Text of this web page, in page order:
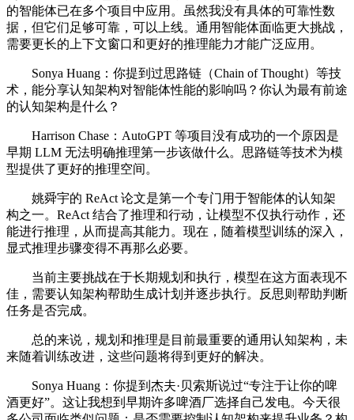
的智能体已在多个项目中应用。虽然我没有具体的可靠性数
据，但它们足够可靠，可以上线。通用智能体面临更大挑战，
需要更长的上下文窗口和更好的推理能力才能广泛应用。
Sonya Huang：你提到过思路链（Chain of Thought）等技
术，能分享认知架构对智能体性能的影响吗？你认为最有前途
的认知架构是什么？
Harrison Chase：AutoGPT 等项目没有成功的一个原因是
早期 LLM 无法明确推理第一步该做什么。思路链等技术为模
型提供了更好的推理空间。
姚舜宇的 ReAct 论文是第一个专门用于智能体的认知架
构之一。ReAct 结合了推理和行动，让模型不仅执行动作，还
能进行推理，从而提高其能力。现在，随着模型训练的深入，
显式推理步骤变得不再那么必要。
当前主要挑战在于长期规划和执行，模型在这方面表现不
佳，需要认知架构帮助生成计划并逐步执行。反思则帮助判断
任务是否完成。
总的来说，规划和推理是目前最重要的通用认知架构，未
来随着训练改进，这些问题将得到更好的解决。
Sonya Huang：你提到杰夫·贝索斯说过“专注于让你的啤
酒更好”。这让我想到早期许多啤酒厂选择自己发电。今天很